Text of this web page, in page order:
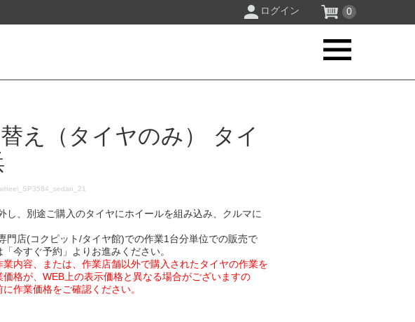
ログイン 0
え（タイヤのみ） タイ
し、別途ご購入のタイヤにホイールを組み込み、クルマに
門店(コクピット/タイヤ館)での作業1台分単位での販売で
今すぐ予約」よりお進みください。
内容、または、作業店舗以外で購入されたタイヤの作業を
格が、WEB上の表示価格と異なる場合がございますの
作業価格をご確認ください。